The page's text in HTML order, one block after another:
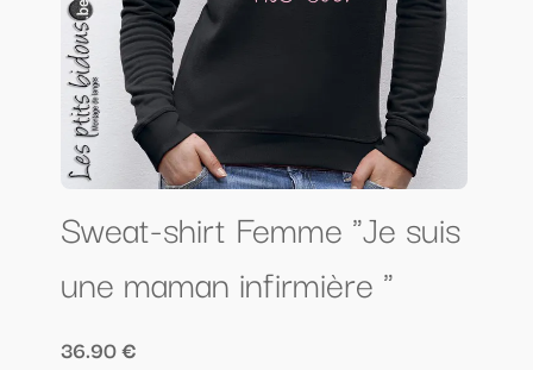
Sweat-shirt Femme "Je suis
une maman infirmière "
36.90 €